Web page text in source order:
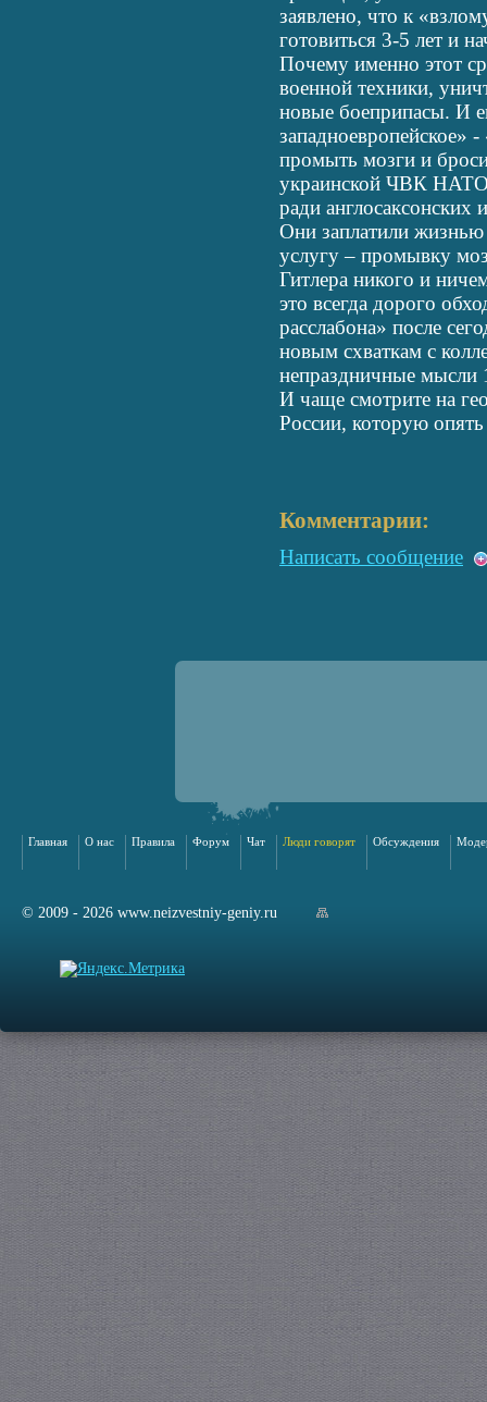
заявлено, что к
готовиться 3-5 лет и
Почему именно этот
военной техники,
новые боеприпасы. И
западноевропейское»
промыть мозги и
украинской ЧВК
ради
Они заплатили
услугу – промывку
Гитлера никого и
это всегда дорого
расслабона» после
новым схваткам с
непраздничные мысли
И чаще смотрите на
России, которую
Комментарии:
Написать сообщение
Главная О нас Правила Форум Чат Люди говорят Обсуждения
© 2009 - 2026 www.neizvestniy-geniy.ru
сайта